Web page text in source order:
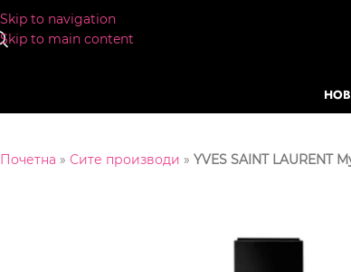
Skip to navigation
Skip to main content
Почетна » Сите производи » YVES SAINT LAURENT